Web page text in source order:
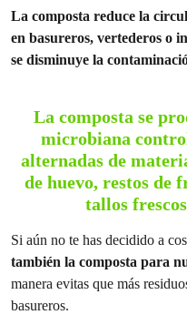
La composta reduce la
en basureros, vertederos o
se disminuye la
La composta se
microbiana
alternadas de
de huevo, restos de
tallos
Si aún no te has decidido a
también la composta para
manera evitas que más
basureros.